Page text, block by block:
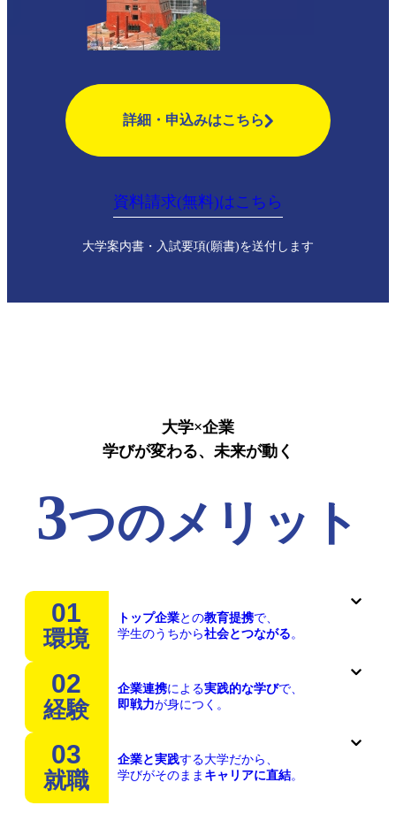
詳細・申込みはこちら
資料請求(無料)はこちら
大学案内書・入試要項(願書)を送付します
大学×企業
学びが変わる、未来が動く
3つのメリット
01
環境
トップ企業との教育提携で、
学生のうちから社会とつながる 。
02
経験
企業連携による実践的な学びで、
即戦力が身につく。
03
就職
企業と実践する大学だから、
学びがそのまま キャリアに直結。